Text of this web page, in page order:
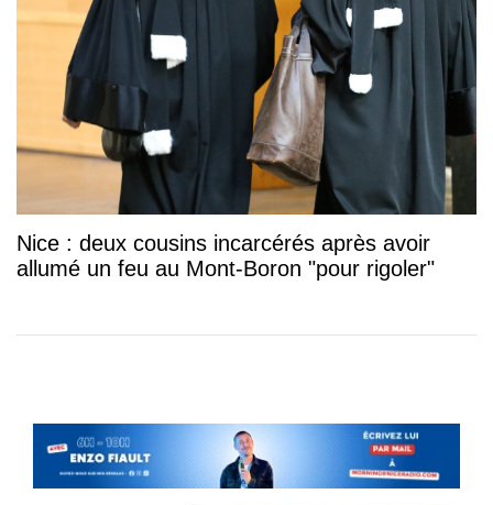
Nice : deux cousins incarcérés après avoir
allumé un feu au Mont-Boron "pour rigoler"